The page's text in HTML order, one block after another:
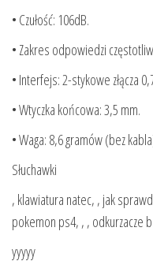
• Czułość: 106dB.
• Zakres odpowiedzi
• Interfejs: 2-stykowe złącza
• Wtyczka końcowa: 3,5 mm.
• Waga: 8,6 gramów (bez
Słuchawki
, klawiatura natec, , jak
pokemon ps4, , , odkurzacze
yyyyy